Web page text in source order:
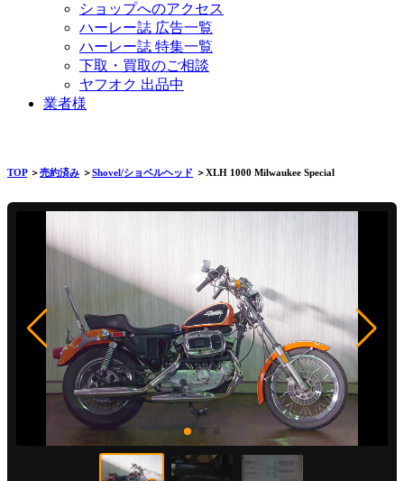
ショップへのアクセス
ハーレー誌 広告一覧
ハーレー誌 特集一覧
下取・買取のご相談
ヤフオク 出品中
業者様
TOP＞売約済み ＞Shovel/ショベルヘッド ＞XLH 1000 Milwaukee Special